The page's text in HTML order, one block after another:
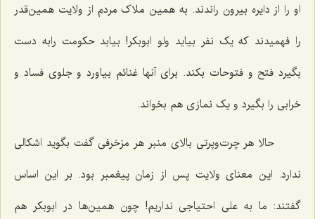
او را از دایره بیرون راندند. به همین ملاک مردم از ولایت همین‌قدر
را فهمیدند که یک نفر بیاید ولو ابوبکر! بیابد حکومت رابه دست
بگیرد فتح و فتوحات بکند. برای آنها غنائم بیاورد و جلوی فساد و
خرابی را بگیرد و یک نمازی هم بخواند.
حالا هر چرت‌وپرتی بالای منبر هر مزخرفی گفت بگوید اشکالی
ندارد. این معنای ولایت پس از زمان پیغمبر بود. بر این اساس
گفتند: ما به علی احتیاجی نداریم! چون همین‌ها در ابوبکر هم